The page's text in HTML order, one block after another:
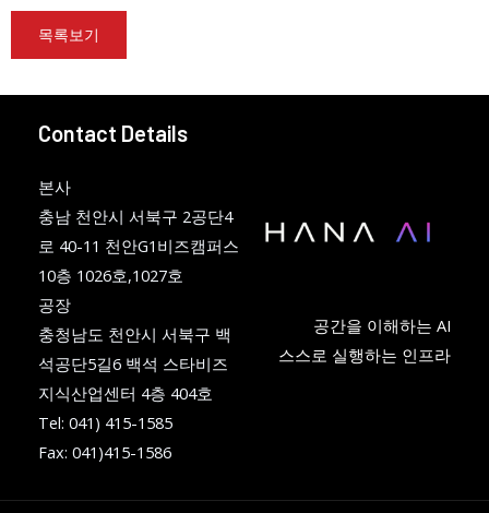
목록보기
Contact Details
본사
충남 천안시 서북구 2공단4
로 40-11 천안G1비즈캠퍼스
10층 1026호,1027호
공장
충청남도 천안시 서북구 백
석공단5길6 백석 스타비즈
지식산업센터 4층 404호
Tel: 041) 415-1585
Fax: 041)415-1586
공간을 이해하는 AI
스스로 실행하는 인프라